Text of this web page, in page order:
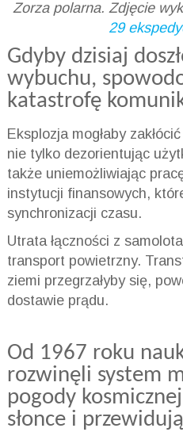
Zorza polarna. Zdjęcie
29
Gdyby dzisiaj
wybuchu,
katastrofę
Eksplozja mogłaby
nie tylko dezorientując
także uniemożliwiając
instytucji finansowych,
synchronizacji czasu.
Utrata łączności z
transport powietrzny.
ziemi przegrzałyby się,
dostawie prądu.
Od 1967 roku
rozwinęli system
pogody
słonce i